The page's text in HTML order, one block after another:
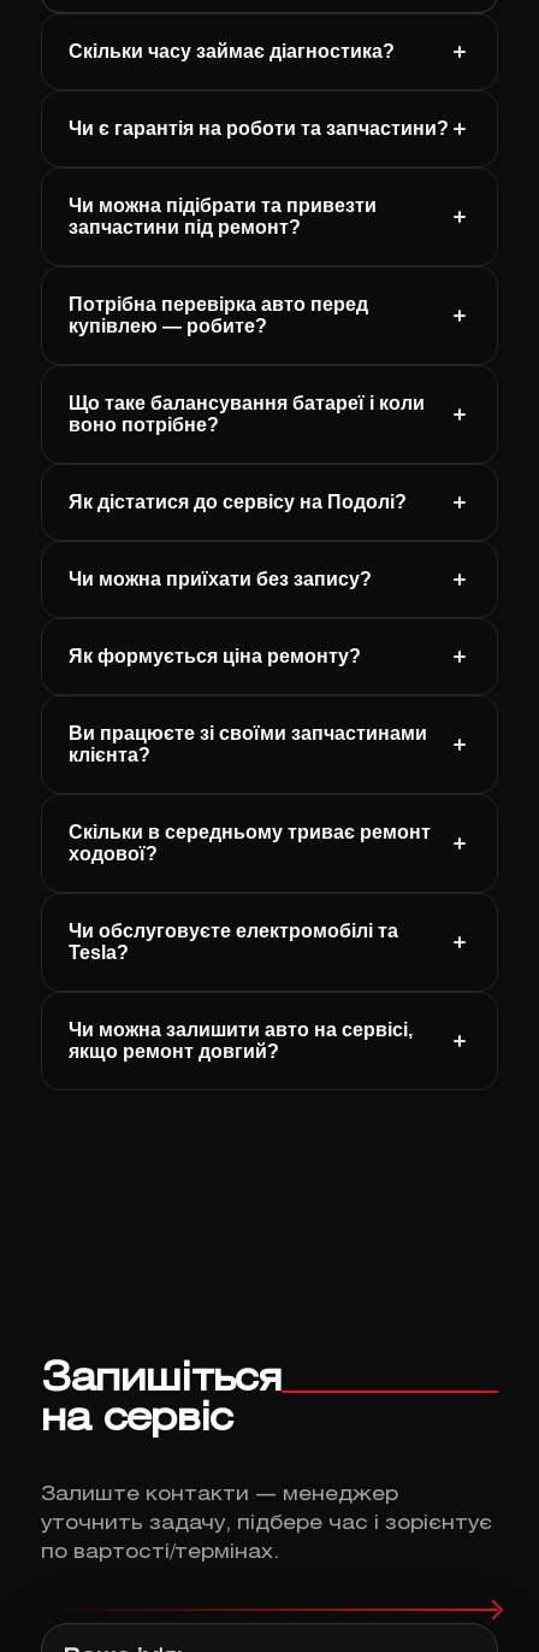
Скільки часу займає діагностика?
Чи є гарантія на роботи та запчастини?
Чи можна підібрати та привезти
запчастини під ремонт?
Потрібна перевірка авто перед
купівлею — робите?
Що таке балансування батареї і коли
воно потрібне?
Як дістатися до сервісу на Подолі?
Чи можна приїхати без запису?
Як формується ціна ремонту?
Ви працюєте зі своїми запчастинами
клієнта?
Скільки в середньому триває ремонт
ходової?
Чи обслуговуєте електромобілі та
Tesla?
Чи можна залишити авто на сервісі,
якщо ремонт довгий?
Запишіться
на сервіс
Залиште контакти — менеджер
уточнить задачу, підбере час і зорієнтує
по вартості/термінах.